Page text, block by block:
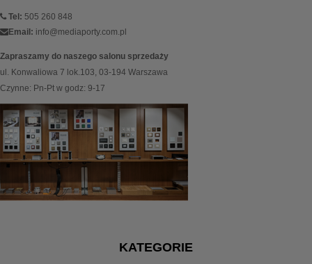
Tel: 505 260 848
Email: info@mediaporty.com.pl
Zapraszamy do naszego salonu sprzedaży
ul. Konwaliowa 7 lok.103, 03-194 Warszawa
Czynne: Pn-Pt w godz: 9-17
KATEGORIE